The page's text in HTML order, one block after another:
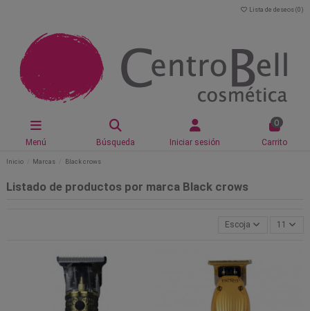
Lista de deseos (0 )
Menú Búsqueda Iniciar sesión
0
Carrito
Inicio Marcas Black crows
Listado de productos por marca Black crows
Escoja 11